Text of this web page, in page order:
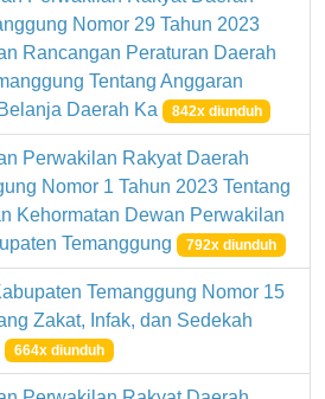
Nomor 29 Tahun 2023
Rancangan Peraturan Daerah
Tentang Anggaran
Daerah Ka
842x diunduh
Perwakilan Rakyat Daerah
Nomor 1 Tahun 2023 Tentang
Kehormatan Dewan Perwakilan
Temanggung 792x diunduh
Temanggung Nomor 15
Zakat, Infak, dan Sedekah
664x diunduh